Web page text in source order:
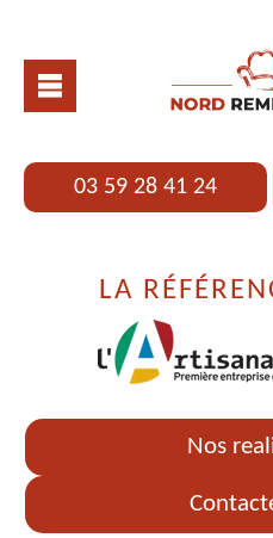
03 59 28 41 24
LA
Nos